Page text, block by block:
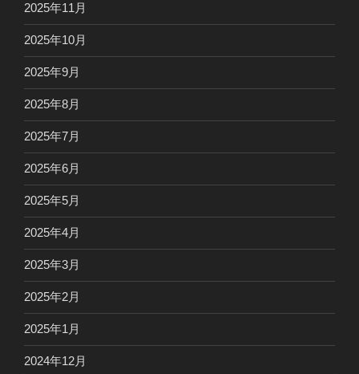
2025年11月
2025年10月
2025年9月
2025年8月
2025年7月
2025年6月
2025年5月
2025年4月
2025年3月
2025年2月
2025年1月
2024年12月